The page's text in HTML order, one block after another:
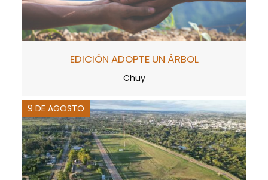
EDICIÓN ADOPTE UN ÁRBOL
Chuy
9 DE AGOSTO